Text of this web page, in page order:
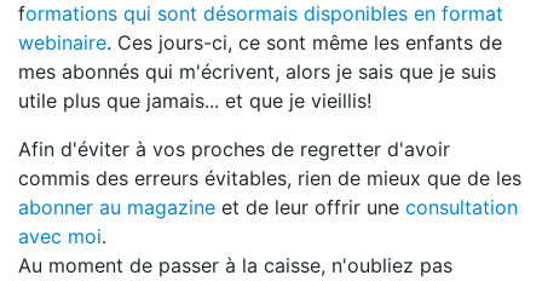
formations qui sont désormais disponibles en format
webinaire. Ces jours-ci, ce sont même les enfants de
mes abonnés qui m'écrivent, alors je sais que je suis
utile plus que jamais... et que je vieillis!
Afin d'éviter à vos proches de regretter d'avoir
commis des erreurs évitables, rien de mieux que de les
abonner au magazine et de leur offrir une consultation
avec moi.
Au moment de passer à la caisse, n'oubliez pas